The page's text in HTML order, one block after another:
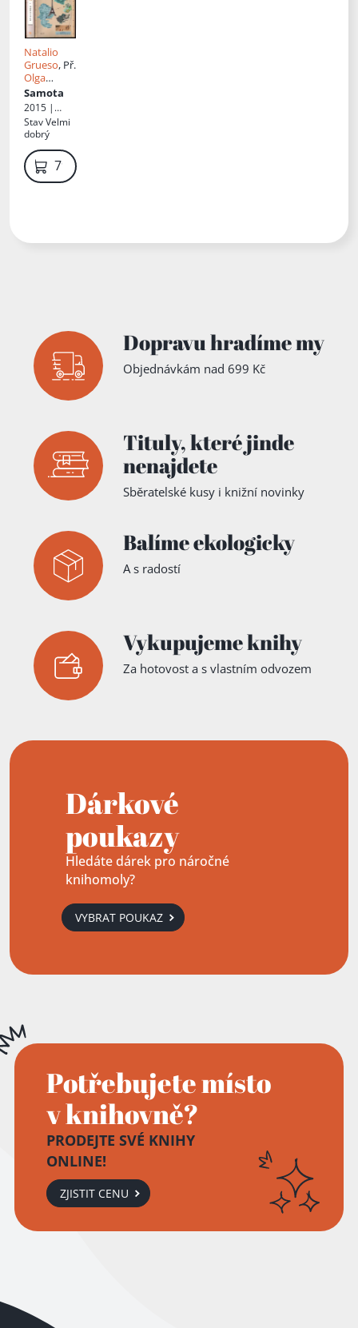
Natalio
Grueso, Př.
Olga
Čtvrtníčko
vá,David
Utrera
Domíngue
z
Samota
2015 |
Host
StavVelmi
dobrý
79 Kč
Dopravu hradíme my
Objednávkám nad 699 Kč
Tituly,které jinde
nenajdete
Sběratelské kusy i knižní novinky
Balíme ekologicky
A s radostí
Vykupujeme knihy
Za hotovost a s vlastním odvozem
Dárkové
poukazy
Hledáte dárek pro náročné
knihomoly?
VYBRAT POUKAZ
Potřebujete místo
v knihovně?
PRODEJTE SVÉ KNIHY
ONLINE!
ZJISTIT CENU